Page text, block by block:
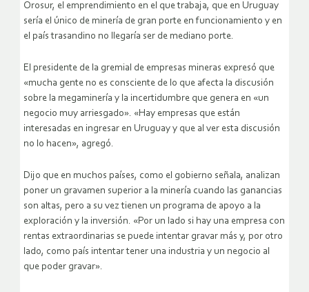
Orosur, el emprendimiento en el que trabaja, que en Uruguay
sería el único de minería de gran porte en funcionamiento y en
el país trasandino no llegaría ser de mediano porte.
El presidente de la gremial de empresas mineras expresó que
«mucha gente no es consciente de lo que afecta la discusión
sobre la megaminería y la incertidumbre que genera en «un
negocio muy arriesgado». «Hay empresas que están
interesadas en ingresar en Uruguay y que al ver esta discusión
no lo hacen», agregó.
Dijo que en muchos países, como el gobierno señala, analizan
poner un gravamen superior a la minería cuando las ganancias
son altas, pero a su vez tienen un programa de apoyo a la
exploración y la inversión. «Por un lado si hay una empresa con
rentas extraordinarias se puede intentar gravar más y, por otro
lado, como país intentar tener una industria y un negocio al
que poder gravar».